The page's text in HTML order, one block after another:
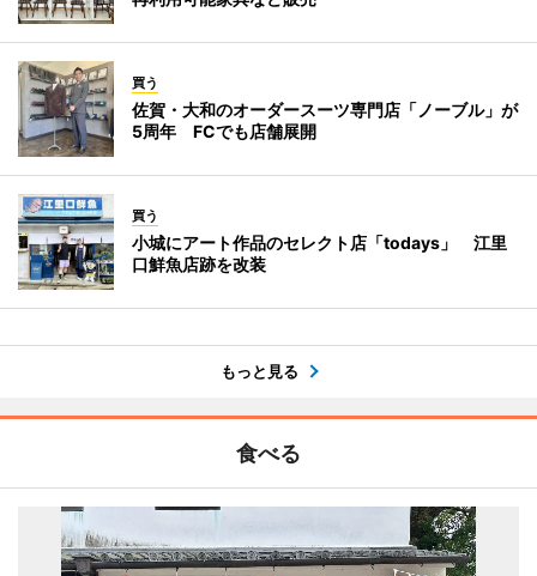
買う
佐賀・大和のオーダースーツ専門店「ノーブル」が
5周年 FCでも店舗展開
買う
小城にアート作品のセレクト店「todays」 江里
口鮮魚店跡を改装
もっと見る
食べる